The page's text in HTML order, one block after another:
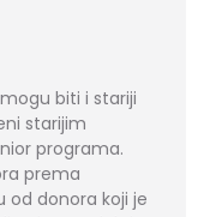
biti i stariji
starijim
programa.
prema
od donora koji je